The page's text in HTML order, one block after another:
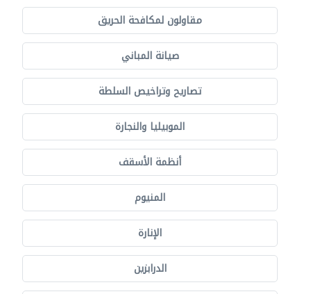
مقاولون لمكافحة الحريق
صيانة المباني
تصاريح وتراخيص السلطة
الموبيليا والنجارة
أنظمة الأسقف
المنيوم
الإنارة
الدرابزين